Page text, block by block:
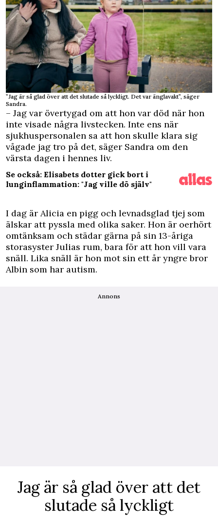
”Jag är så glad över att det slutade så lyckligt. Det var änglavakt”, säger
Sandra.
– Jag var övertygad om att hon var död när hon
inte visade några livstecken. Inte ens när
sjukhuspersonalen sa att hon skulle klara sig
vågade jag tro på det, säger Sandra om den
värsta dagen i hennes liv.
Se också: Elisabets dotter gick bort i
lunginflammation: "Jag ville dö själv"
I dag är Alicia en pigg och levnadsglad tjej som
älskar att pyssla med olika saker. Hon är oerhört
omtänksam och städar gärna på sin 13-åriga
storasyster Julias rum, bara för att hon vill vara
snäll. Lika snäll är hon mot sin ett år yngre bror
Albin som har autism.
Annons
Jag är så glad över att det
slutade så lyckligt